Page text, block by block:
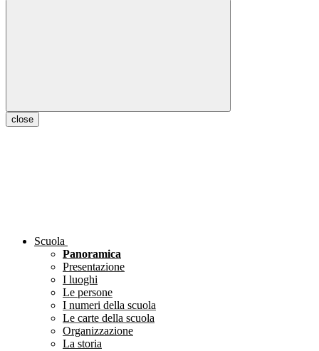
close
Scuola
Panoramica
Presentazione
I luoghi
Le persone
I numeri della scuola
Le carte della scuola
Organizzazione
La storia